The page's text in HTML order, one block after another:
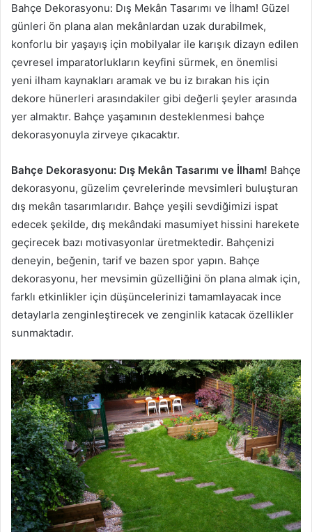
Bahçe Dekorasyonu: Dış Mekân Tasarımı ve İlham! Güzel
günleri ön plana alan mekânlardan uzak durabilmek,
konforlu bir yaşayış için mobilyalar ile karışık dizayn edilen
çevresel imparatorlukların keyfini sürmek, en önemlisi
yeni ilham kaynakları aramak ve bu iz bırakan his için
dekore hünerleri arasındakiler gibi değerli şeyler arasında
yer almaktır. Bahçe yaşamının desteklenmesi bahçe
dekorasyonuyla zirveye çıkacaktır.
Bahçe Dekorasyonu: Dış Mekân Tasarımı ve İlham! Bahçe
dekorasyonu, güzelim çevrelerinde mevsimleri buluşturan
dış mekân tasarımlarıdır. Bahçe yeşili sevdiğimizi ispat
edecek şekilde, dış mekândaki masumiyet hissini harekete
geçirecek bazı motivasyonlar üretmektedir. Bahçenizi
deneyin, beğenin, tarif ve bazen spor yapın. Bahçe
dekorasyonu, her mevsimin güzelliğini ön plana almak için,
farklı etkinlikler için düşüncelerinizi tamamlayacak ince
detaylarla zenginleştirecek ve zenginlik katacak özellikler
sunmaktadır.